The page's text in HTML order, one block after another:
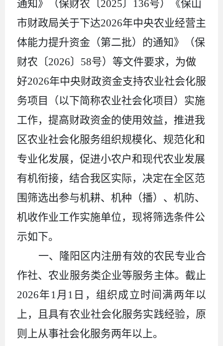
通知》（保财农〔2025〕 136号）
《保山
市财政局关于下达2026年中央农业经营主
体能力提升资金（第二批）的通知》
（保
财农〔2026〕 58号） 等文件要求， 为做
好2026年中央财政资金支持农业社会化服
务项目
（以下简称农业社会化项目） 实施
工作， 提高财政资金的使用效益，推进我
区农业社会化服务组织规模化、规范化和
专业化发展，促进小农户和现代农业发展
有机衔接，结合我区实际，决定在全区范
围筛选出参与机耕、机种（播）、机防、
机收作业工作实施单位，现将筛选条件公
示如下。
一、
隆阳区内注册有效的农民专业合
作社、农业服务类企业等服务主体。截止
2026年 1 月 1 日，组织成立时间满两年以
上，且 具有农业社会化服务实践经验，原
则上从事社会化服务两年以上。